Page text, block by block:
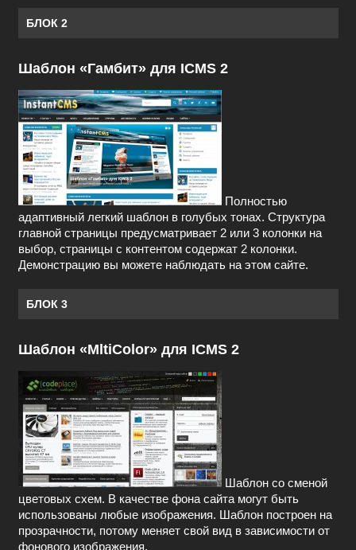
БЛОК 2
Шаблон «Гамбит» для ICMS 2
Полностью
адаптивный легкий шаблон в голубых тонах. Структура
главной страницы предусматривает 2 или 3 колонки на
выбор, страницы с контентом содержат 2 колонки.
Демонстрацию вы можете наблюдать на этом сайте.
БЛОК 3
Шаблон «MltiColor» для ICMS 2
Шаблон со сменой
цветовых схем. В качестве фона сайта могут быть
использованы любые изображения. Шаблон построен на
прозрачности, потому меняет свой вид в зависимости от
фонового изображения.